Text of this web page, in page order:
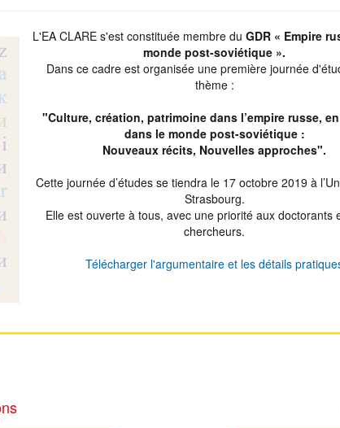
L'EA CLARE s'est constituée membre du GDR « Empire
monde post-soviétique ».
Dans ce cadre est organisée une première journée
thème :
"Culture, création, patrimoine dans l’empire russe, en
dans le monde post-soviétique :
Nouveaux récits, Nouvelles approches".
Cette journée d’études se tiendra le 17 octobre 2019 à
Strasbourg.
Elle est ouverte à tous, avec une priorité aux doctorants
chercheurs.
Télécharger l'argumentaire et les détails